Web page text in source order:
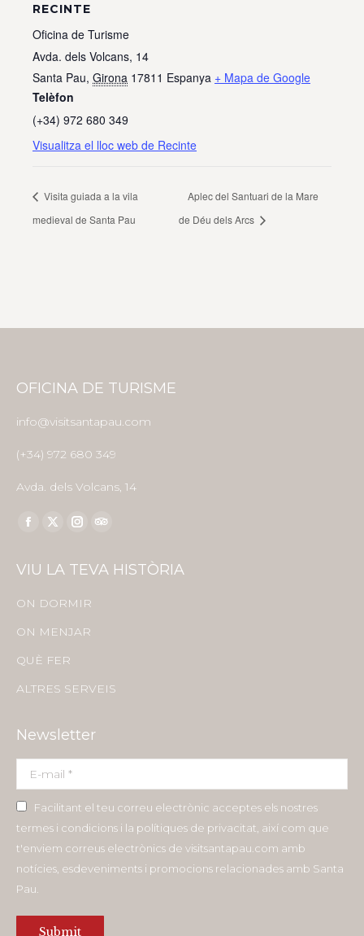
RECINTE
Oficina de Turisme
Avda. dels Volcans, 14
Santa Pau, Girona 17811 Espanya + Mapa de Google
Telèfon
(+34) 972 680 349
Visualitza el lloc web de Recinte
Visita guiada a la vila
medieval de Santa Pau
Aplec del Santuari de la Mare
de Déu dels Arcs
OFICINA DE TURISME
info@visitsantapau.com
(+34) 972 680 349
Avda. dels Volcans, 14
Find us on:
Facebook
opens
window
X
opens
window
Instagram
opens
window
opens
VIU LA TEVA HISTÒRIA
ON DORMIR
ON MENJAR
QUÈ FER
ALTRES SERVEIS
Newsletter
E-mail *
Facilitant el teu correu electrònic acceptes els nostres
termes i condicions i la polítiques de privacitat, així com que
t'enviem correus electrònics de visitsantapau.com amb
notícies, esdeveniments i promocions relacionades amb Santa
Pau.
Submit